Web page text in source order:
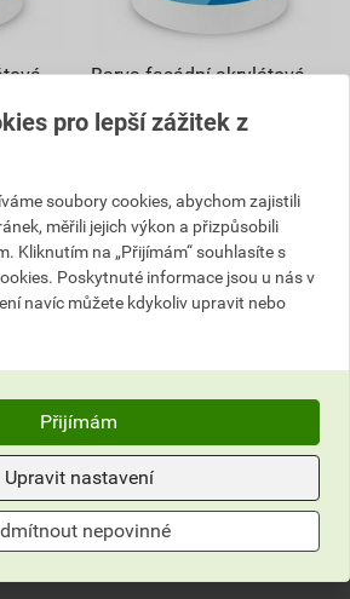
Barva fasádní akrylátová
209,38Kč
2 093,78 Kč
1 675,03 Kč
cena za bal. s DPH
Na poptávku
Poptat
pro lepší zážitek z
soubory cookies, abychom zajistili
měřili jejich výkon a přizpůsobili
Kliknutím na „Přijímám“ souhlasíte s
Poskytnuté informace jsou u nás v
navíc můžete kdykoliv upravit nebo
Přijímám
Upravit nastavení
nepovinné